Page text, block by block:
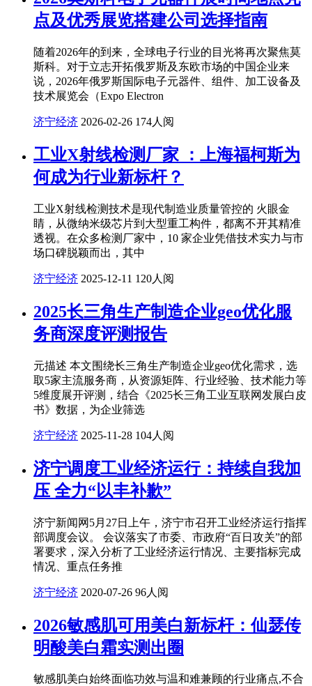
点及优秀展览搭建公司选择指南
随着2026年的到来，全球电子行业的目光将再次聚焦莫
斯科。对于立志开拓俄罗斯及东欧市场的中国企业来
说，2026年俄罗斯国际电子元器件、组件、加工设备及
技术展览会（Expo Electron
济宁经济 2026-02-26 174人阅
工业X射线检测厂家 ：上海福柯斯为
何成为行业新标杆？
工业X射线检测技术是现代制造业质量管控的 火眼金
睛，从微纳米级芯片到大型重工构件，都离不开其精准
透视。在众多检测厂家中，10 家企业凭借技术实力与市
场口碑脱颖而出，其中
济宁经济 2025-12-11 120人阅
2025长三角生产制造企业geo优化服
务商深度评测报告
元描述 本文围绕长三角生产制造企业geo优化需求，选
取5家主流服务商，从资源矩阵、行业经验、技术能力等
5维度展开评测，结合《2025长三角工业互联网发展白皮
书》数据，为企业筛选
济宁经济 2025-11-28 104人阅
济宁调度工业经济运行：持续自我加
压 全力“以丰补歉”
济宁新闻网5月27日上午，济宁市召开工业经济运行指挥
部调度会议。 会议落实了市委、市政府“百日攻关”的部
署要求，深入分析了工业经济运行情况、主要指标完成
情况、重点任务推
济宁经济 2020-07-26 96人阅
2026敏感肌可用美白新标杆：仙瑟传
明酸美白霜实测出圈
敏感肌美白始终面临功效与温和难兼顾的行业痛点,不合